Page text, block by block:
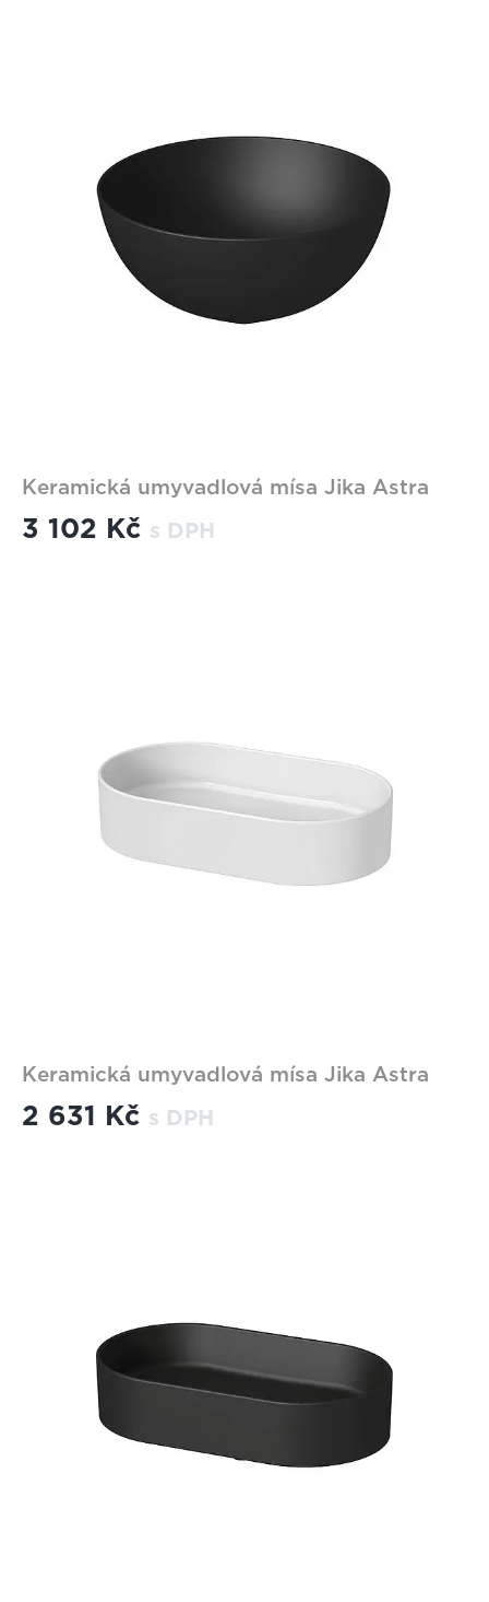
Keramická umyvadlová mísa Jika Astra
3 102 Kč s DPH
Keramická umyvadlová mísa Jika Astra
2 631 Kč s DPH